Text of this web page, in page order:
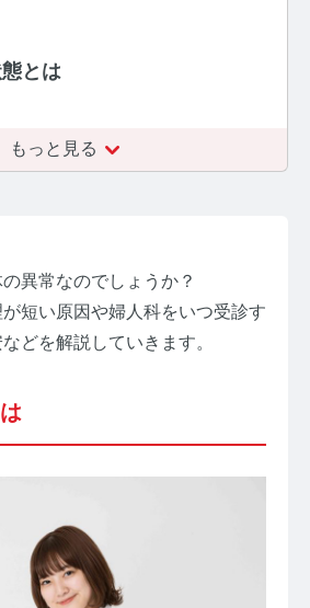
化】毛髪・爪ホルモン量検査キッ
キット導入クリニックのインタビ
向け】毛髪検査技術の資料ダウン
サイトマップ
とは
もっと見る
異常なのでしょうか？
短い原因や婦人科をいつ受診す
どを解説していきます。